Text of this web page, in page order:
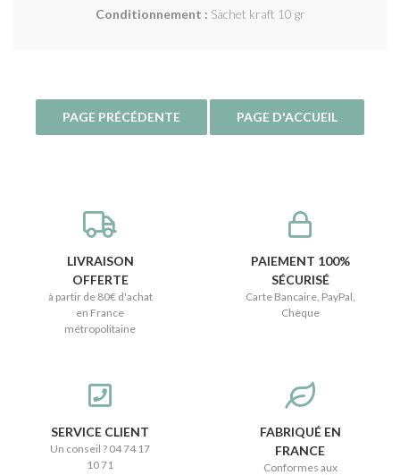
Conditionnement : Sachet kraft 10 gr
LIVRAISON
OFFERTE
à partir de 80€ d'achat
en France
métropolitaine
PAIEMENT 100%
SÉCURISÉ
Carte Bancaire, PayPal,
Chèque
SERVICE CLIENT
Un conseil ? 04 74 17
10 71
FABRIQUÉ EN
FRANCE
Conformes aux